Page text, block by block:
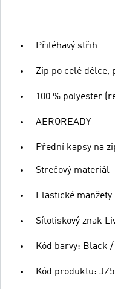
Přiléhavý střih
Zip po celé délce,
100 % polyester
AEROREADY
Přední kapsy na
Strečový materiál
Elastické manžety
Sítotiskový znak
Kód barvy: Black
Kód produktu: